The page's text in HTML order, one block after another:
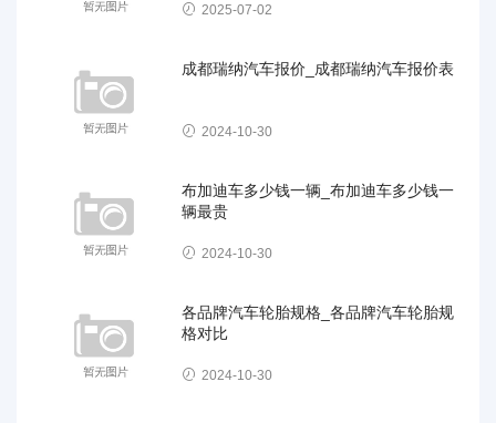
2025-07-02
成都瑞纳汽车报价_成都瑞纳汽车报价表
2024-10-30
布加迪车多少钱一辆_布加迪车多少钱一
辆最贵
2024-10-30
各品牌汽车轮胎规格_各品牌汽车轮胎规
格对比
2024-10-30